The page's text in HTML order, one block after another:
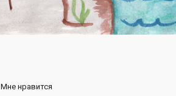
Мне нравится